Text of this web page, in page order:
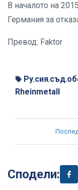
В началото на
Германия за
Превод: Faktor
Ру,сия,съд,
Rheinmetall
Сподели: